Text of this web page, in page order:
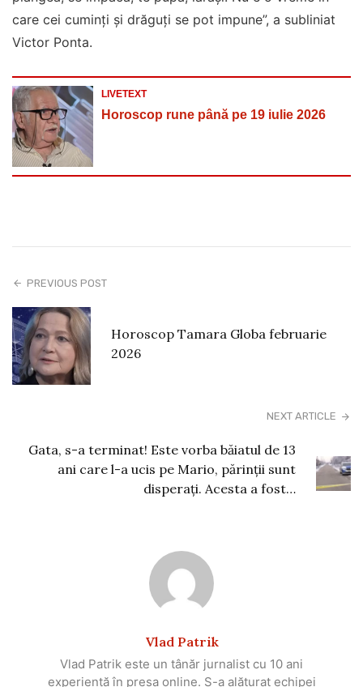
care cei cuminți și drăguți se pot impune”, a subliniat
Victor Ponta.
LIVETEXT
Horoscop rune până pe 19 iulie 2026
PREVIOUS POST
Horoscop Tamara Globa februarie
2026
NEXT ARTICLE
Gata, s-a terminat! Este vorba băiatul de 13
ani care l-a ucis pe Mario, părinții sunt
disperați. Acesta a fost…
Vlad Patrik
Vlad Patrik este un tânăr jurnalist cu 10 ani
experiență în presa online. S-a alăturat echipei